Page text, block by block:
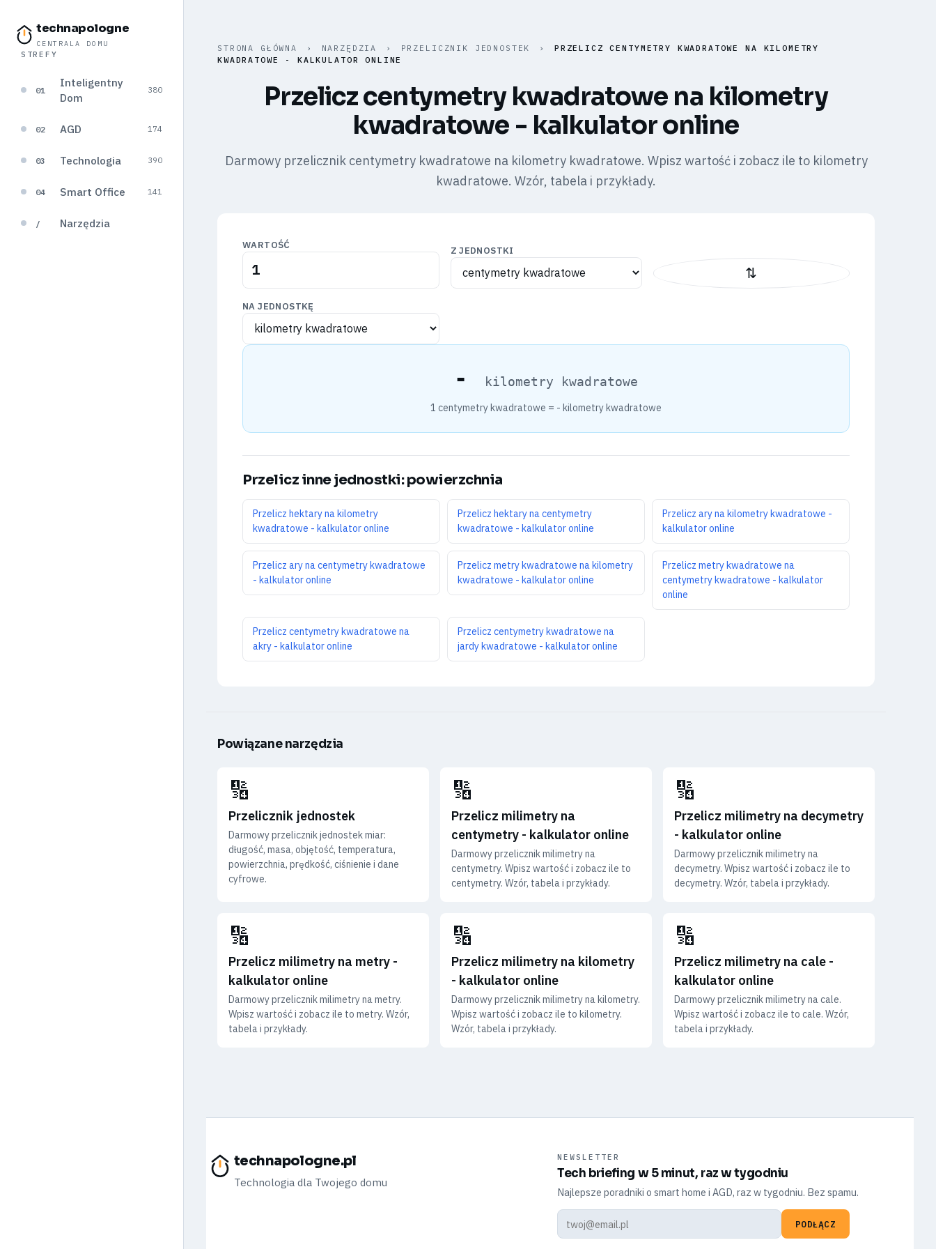
technapologne
CENTRALA DOMU
STREFY
01
Inteligentny
Dom
380
02 AGD 174
03 Technologia 390
04 Smart Office 141
/ Narzędzia
STRONA GŁÓWNA › NARZĘDZIA › PRZELICZNIK JEDNOSTEK ›
PRZELICZ CENTYMETRY KWADRATOWE NA KILOMETRY
KWADRATOWE - KALKULATOR ONLINE
Przelicz centymetry kwadratowe na kilometry
kwadratowe - kalkulator online
Darmowy przelicznik centymetry kwadratowe na kilometry kwadratowe. Wpisz wartość i zobacz ile to kilometry
kwadratowe. Wzór, tabela i przykłady.
WARTOŚĆ Z JEDNOSTKI
⇅
NA JEDNOSTKĘ
- kilometry kwadratowe
1 centymetry kwadratowe = - kilometry kwadratowe
Przelicz inne jednostki: powierzchnia
Przelicz hektary na kilometry
kwadratowe - kalkulator online
Przelicz hektary na centymetry
kwadratowe - kalkulator online
Przelicz ary na kilometry kwadratowe -
kalkulator online
Przelicz ary na centymetry kwadratowe
- kalkulator online
Przelicz metry kwadratowe na kilometry
kwadratowe - kalkulator online
Przelicz metry kwadratowe na
centymetry kwadratowe - kalkulator
online
Przelicz centymetry kwadratowe na
akry - kalkulator online
Przelicz centymetry kwadratowe na
jardy kwadratowe - kalkulator online
Powiązane narzędzia
🔢
Przelicznik jednostek
Darmowy przelicznik jednostek miar:
długość, masa, objętość, temperatura,
powierzchnia, prędkość, ciśnienie i dane
cyfrowe.
🔢
Przelicz milimetry na
centymetry - kalkulator online
Darmowy przelicznik milimetry na
centymetry. Wpisz wartość i zobacz ile to
centymetry. Wzór, tabela i przykłady.
🔢
Przelicz milimetry na decymetry
- kalkulator online
Darmowy przelicznik milimetry na
decymetry. Wpisz wartość i zobacz ile to
decymetry. Wzór, tabela i przykłady.
🔢
Przelicz milimetry na metry -
kalkulator online
Darmowy przelicznik milimetry na metry.
Wpisz wartość i zobacz ile to metry. Wzór,
tabela i przykłady.
🔢
Przelicz milimetry na kilometry
- kalkulator online
Darmowy przelicznik milimetry na kilometry.
Wpisz wartość i zobacz ile to kilometry.
Wzór, tabela i przykłady.
🔢
Przelicz milimetry na cale -
kalkulator online
Darmowy przelicznik milimetry na cale.
Wpisz wartość i zobacz ile to cale. Wzór,
tabela i przykłady.
technapologne.pl
Technologia dla Twojego domu
NEWSLETTER
Tech briefing w 5 minut, raz w tygodniu
Najlepsze poradniki o smart home i AGD, raz w tygodniu. Bez spamu.
PODŁĄCZ